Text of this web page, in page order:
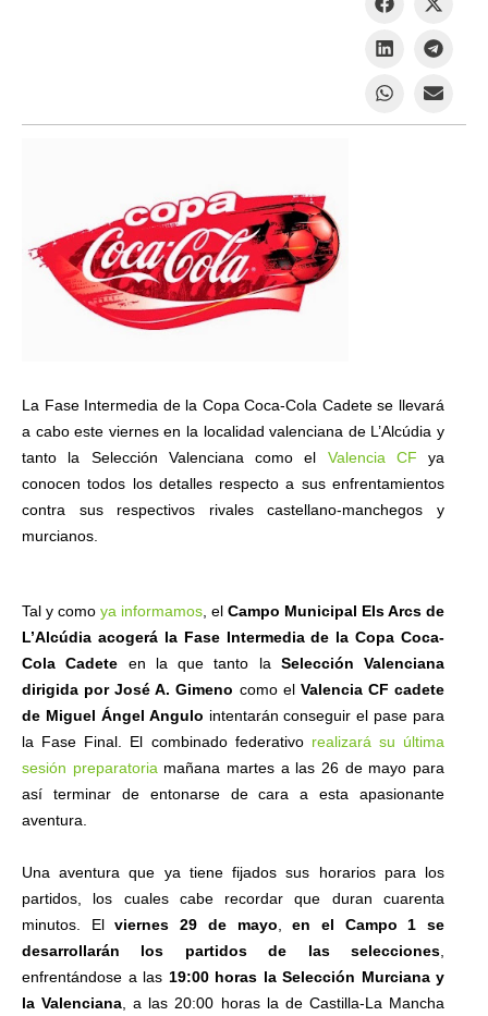
La Fase Intermedia de la Copa Coca-Cola Cadete se llevará
a cabo este viernes en la localidad valenciana de L’Alcúdia y
tanto la Selección Valenciana como el Valencia CF ya
conocen todos los detalles respecto a sus enfrentamientos
contra sus respectivos rivales castellano-manchegos y
murcianos.
Tal y como ya informamos , el Campo Municipal Els Arcs de
L’Alcúdia acogerá la Fase Intermedia de la Copa Coca-
Cola Cadete en la que tanto la Selección Valenciana
dirigida por José A. Gimeno como el Valencia CF cadete
de Miguel Ángel Angulo intentarán conseguir el pase para
la Fase Final. El combinado federativo realizará su última
sesión preparatoria mañana martes a las 26 de mayo para
así terminar de entonarse de cara a esta apasionante
aventura.
Una aventura que ya tiene fijados sus horarios para los
partidos, los cuales cabe recordar que duran cuarenta
minutos. Elviernes 29 de mayo ,en el Campo 1 se
desarrollarán los partidos de las selecciones
enfrentándose a las 19:00 horas la Selección Murciana y
la Valenciana , a las 20:00 horas la de Castilla-La Mancha